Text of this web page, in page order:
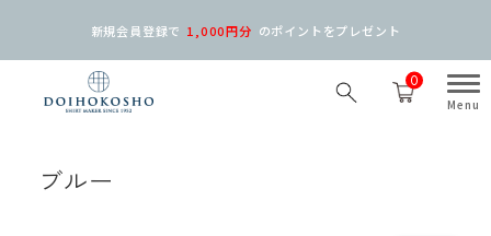
0
新規会員登録で 1,000円分 のポイントをプレゼント
ブルー